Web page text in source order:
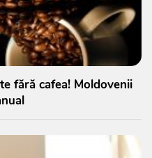
fără cafea! Moldovenii